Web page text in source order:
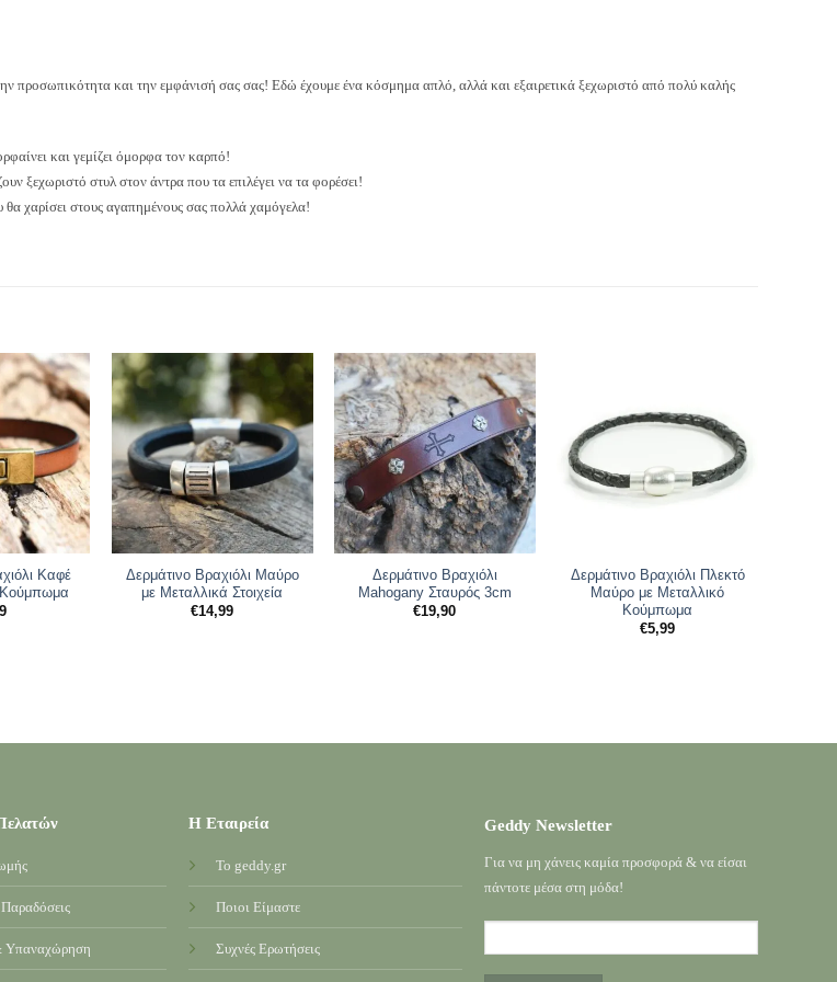
προσωπικότητα και την εμφάνισή σας σας! Εδώ έχουμε ένα κόσμημα απλό, αλλά και εξαιρετικά ξεχωριστό από πολύ καλής
και γεμίζει όμορφα τον καρπό!
ξεχωριστό στυλ στον άντρα που τα επιλέγει να τα φορέσει!
χαρίσει στους αγαπημένους σας πολλά χαμόγελα!
Καφέ
Κούμπωμα
Δερμάτινο Βραχιόλι Μαύρο
με Μεταλλικά Στοιχεία
€14,99
Δερμάτινο Βραχιόλι
Mahogany Σταυρός 3cm
€19,90
Δερμάτινο Βραχιόλι Πλεκτό
Μαύρο με Μεταλλικό
Κούμπωμα
€5,99
Υπαναχώρηση
Η Εταιρεία
Το geddy.gr
Ποιοι Είμαστε
Συχνές Ερωτήσεις
Geddy Newsletter
Για να μη χάνεις καμία προσφορά & να είσαι
πάντοτε μέσα στη μόδα!